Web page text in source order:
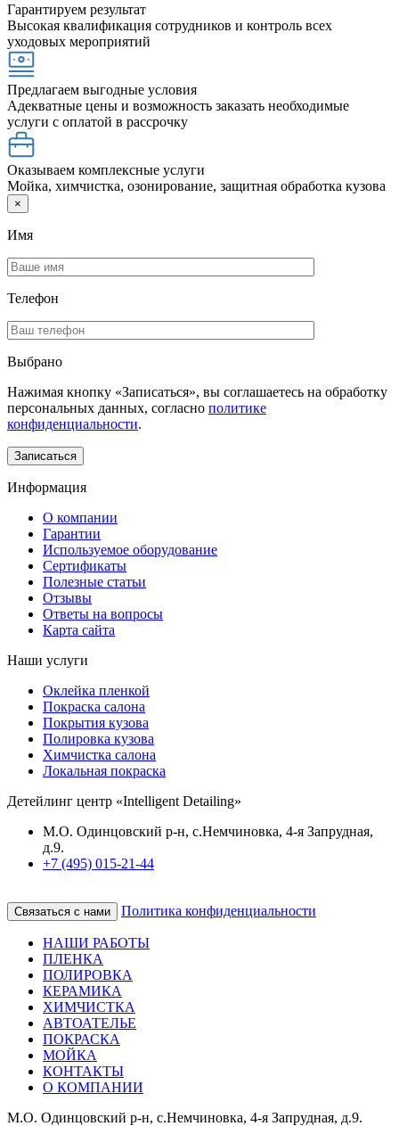
Гарантируем результат
Высокая квалификация сотрудников и контроль всех
уходовых мероприятий
Предлагаем выгодные условия
Адекватные цены и возможность заказать необходимые
услуги с оплатой в рассрочку
Оказываем комплексные услуги
Мойка, химчистка, озонирование, защитная обработка кузова
×
Имя
Телефон
Выбрано
Нажимая кнопку «Записаться», вы соглашаетесь на обработку
персональных данных, согласно политике
конфиденциальности.
Информация
О компании
Гарантии
Используемое оборудование
Сертификаты
Полезные статьи
Отзывы
Ответы на вопросы
Карта сайта
Наши услуги
Оклейка пленкой
Покраска салона
Покрытия кузова
Полировка кузова
Химчистка салона
Локальная покраска
Детейлинг центр «Intelligent Detailing»
М.О. Одинцовский р-н, с.Немчиновка, 4-я Запрудная,
д.9.
+7 (495) 015-21-44
Связаться с нами Политика конфиденциальности
НАШИ РАБОТЫ
ПЛЕНКА
ПОЛИРОВКА
КЕРАМИКА
ХИМЧИСТКА
АВТОАТЕЛЬЕ
ПОКРАСКА
МОЙКА
КОНТАКТЫ
О КОМПАНИИ
М.О. Одинцовский р-н, с.Немчиновка, 4-я Запрудная, д.9.